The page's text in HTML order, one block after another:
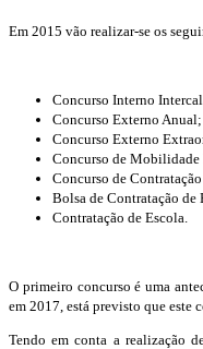
Em 2015 vão realizar-se os
Concurso Interno
Concurso Externo Anual;
Concurso Externo
Concurso de Mobilidade
Concurso de
Bolsa de Contratação de
Contratação de Escola.
O primeiro concurso é uma
em 2017, está previsto que este
Tendo em conta a realização